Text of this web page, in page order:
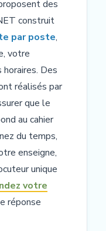
des
construit
par poste,
votre
Des
réalisés par
que le
au cahier
du temps,
enseigne,
unique
votre
réponse